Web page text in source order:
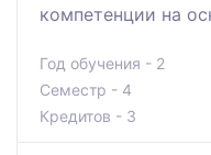
компетенции на
Год обучения - 2
Семестр - 4
Кредитов - 3